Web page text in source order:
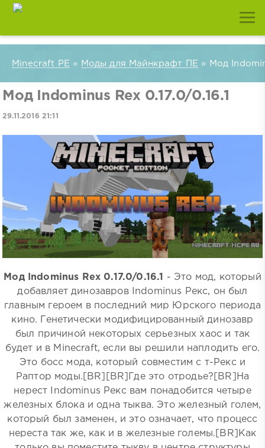
Minecraft PE » Моды для Майнкрафт ПЕ » Мод
Мод Indominus Rex 0.17.0/0.16.1
29.11.2016 21:11
Мод Indominus Rex 0.17.0/0.16.1
- Это мод, который
добавляет динозавров Indominus Рекс, он был
главным героем в последний мир Юрского периода
кино. Генетически модифицированный динозавр
был причиной некоторых серьезных хаос и так
будет и в Minecraft, если вы решили наплодить его.
Это босс мода, который совместим с т-Рекс и
Раптор моды.[BR][BR]Где это отродье?[BR]На
нерест Indominus Рекс вам понадобится четыре
железных блока и одна тыква. Это железный голем,
который был заменен, и это означает, что процесс
нереста так же, как и в железные големы.[BR]Как